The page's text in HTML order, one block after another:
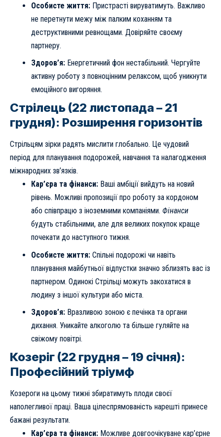
Особисте життя:Пристрасті вируватимуть. Важливо
не перетнути межу між палким коханням та
деструктивними ревнощами. Довіряйте своєму
партнеру.
Здоров’я:Енергетичний фон нестабільний. Чергуйте
активну роботу з повноцінним релаксом, щоб уникнути
емоційного вигоряння.
Стрілець (22 листопада – 21
грудня): Розширення горизонтів
Стрільцям зірки радять мислити глобально. Це чудовий
період для планування подорожей, навчання та налагодження
міжнародних зв’язків.
Кар’єра та фінанси:Ваші амбіції вийдуть на новий
рівень. Можливі пропозиції про роботу за кордоном
або співпрацю з іноземними компаніями. Фінанси
будуть стабільними, але для великих покупок краще
почекати до наступного тижня.
Особисте життя:Спільні подорожі чи навіть
планування майбутньої відпустки значно зблизять вас із
партнером. Одинокі Стрільці можуть закохатися в
людину з іншої культури або міста.
Здоров’я:Вразливою зоною є печінка та органи
дихання. Уникайте алкоголю та більше гуляйте на
свіжому повітрі.
Козеріг (22 грудня – 19 січня):
Професійний тріумф
Козероги на цьому тижні збиратимуть плоди своєї
наполегливої праці. Ваша цілеспрямованість нарешті принесе
бажані результати.
Кар’єра та фінанси:Можливе довгоочікуване кар’єрне